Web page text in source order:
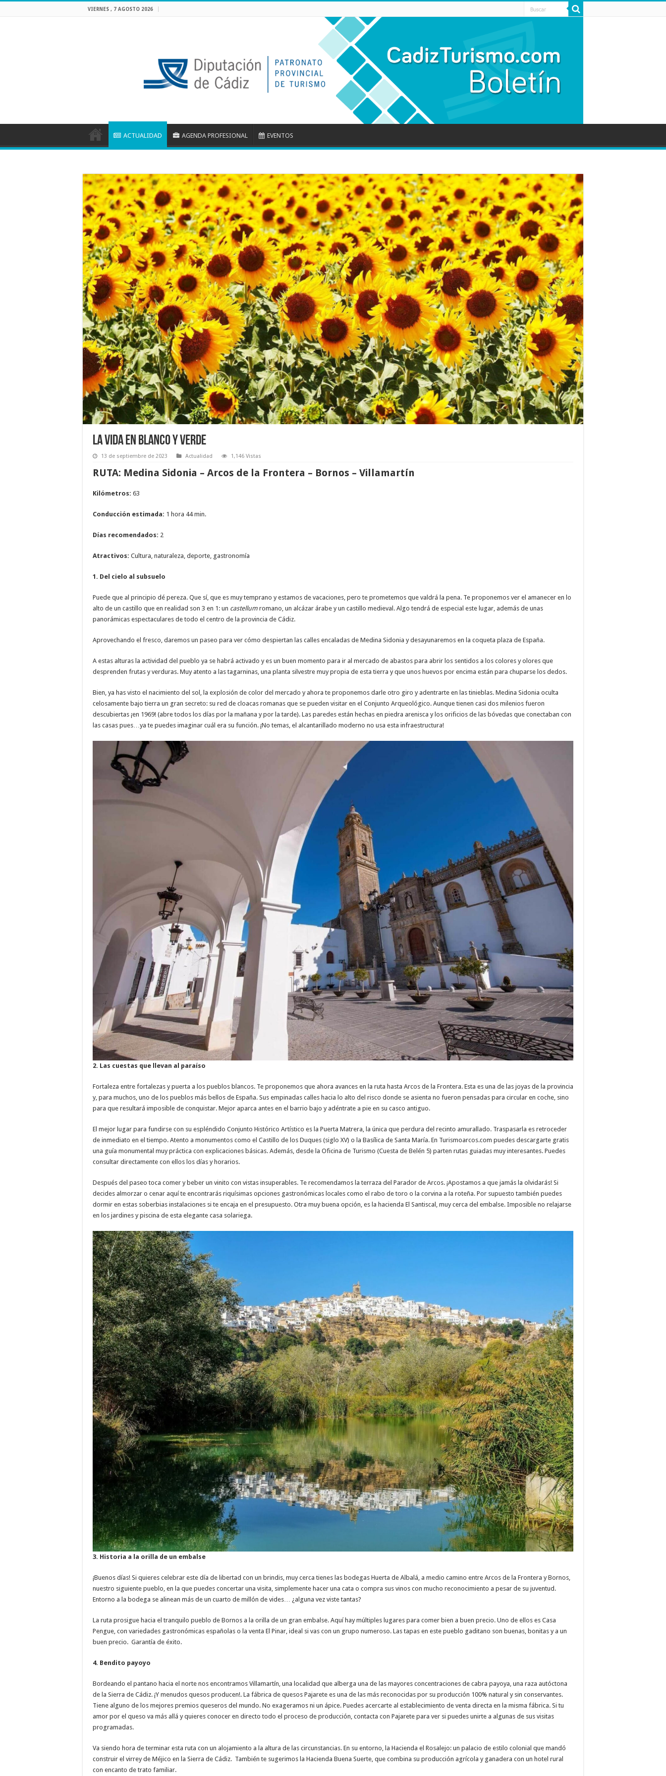
VIERNES , 7 AGOSTO 2026
ACTUALIDAD AGENDA PROFESIONAL EVENTOS
La vida en blanco y verde
13 de septiembre de 2023 Actualidad 1,146 Vistas
RUTA: Medina Sidonia – Arcos de la Frontera – Bornos – Villamartín
Kilómetros: 63
Conducción estimada: 1 hora 44 min.
Días recomendados: 2
Atractivos: Cultura, naturaleza, deporte, gastronomía
1. Del cielo al subsuelo
Puede que al principio dé pereza. Que sí, que es muy temprano y estamos de vacaciones, pero te prometemos que valdrá la pena. Te proponemos ver el amanecer en lo
alto de un castillo que en realidad son 3 en 1: un castellum romano, un alcázar árabe y un castillo medieval. Algo tendrá de especial este lugar, además de unas
panorámicas espectaculares de todo el centro de la provincia de Cádiz.
Aprovechando el fresco, daremos un paseo para ver cómo despiertan las calles encaladas de Medina Sidonia y desayunaremos en la coqueta plaza de España.
A estas alturas la actividad del pueblo ya se habrá activado y es un buen momento para ir al mercado de abastos para abrir los sentidos a los colores y olores que
desprenden frutas y verduras. Muy atento a las tagarninas, una planta silvestre muy propia de esta tierra y que unos huevos por encima están para chuparse los dedos.
Bien, ya has visto el nacimiento del sol, la explosión de color del mercado y ahora te proponemos darle otro giro y adentrarte en las tinieblas. Medina Sidonia oculta
celosamente bajo tierra un gran secreto: su red de cloacas romanas que se pueden visitar en el Conjunto Arqueológico. Aunque tienen casi dos milenios fueron
descubiertas ¡en 1969! (abre todos los días por la mañana y por la tarde). Las paredes están hechas en piedra arenisca y los orificios de las bóvedas que conectaban con
las casas pues…ya te puedes imaginar cuál era su función. ¡No temas, el alcantarillado moderno no usa esta infraestructura!
2. Las cuestas que llevan al paraíso
Fortaleza entre fortalezas y puerta a los pueblos blancos. Te proponemos que ahora avances en la ruta hasta Arcos de la Frontera. Esta es una de las joyas de la provincia
y, para muchos, uno de los pueblos más bellos de España. Sus empinadas calles hacia lo alto del risco donde se asienta no fueron pensadas para circular en coche, sino
para que resultará imposible de conquistar. Mejor aparca antes en el barrio bajo y adéntrate a pie en su casco antiguo.
El mejor lugar para fundirse con su espléndido Conjunto Histórico Artístico es la Puerta Matrera, la única que perdura del recinto amurallado. Traspasarla es retroceder
de inmediato en el tiempo. Atento a monumentos como el Castillo de los Duques (siglo XV) o la Basílica de Santa María. En Turismoarcos.com puedes descargarte gratis
una guía monumental muy práctica con explicaciones básicas. Además, desde la Oficina de Turismo (Cuesta de Belén 5) parten rutas guiadas muy interesantes. Puedes
consultar directamente con ellos los días y horarios.
Después del paseo toca comer y beber un vinito con vistas insuperables. Te recomendamos la terraza del Parador de Arcos. ¡Apostamos a que jamás la olvidarás! Si
decides almorzar o cenar aquí te encontrarás riquísimas opciones gastronómicas locales como el rabo de toro o la corvina a la roteña. Por supuesto también puedes
dormir en estas soberbias instalaciones si te encaja en el presupuesto. Otra muy buena opción, es la hacienda El Santiscal, muy cerca del embalse. Imposible no relajarse
en los jardines y piscina de esta elegante casa solariega.
3. Historia a la orilla de un embalse
¡Buenos días! Si quieres celebrar este día de libertad con un brindis, muy cerca tienes las bodegas Huerta de Albalá, a medio camino entre Arcos de la Frontera y Bornos,
nuestro siguiente pueblo, en la que puedes concertar una visita, simplemente hacer una cata o compra sus vinos con mucho reconocimiento a pesar de su juventud.
Entorno a la bodega se alinean más de un cuarto de millón de vides… ¿alguna vez viste tantas?
La ruta prosigue hacia el tranquilo pueblo de Bornos a la orilla de un gran embalse. Aquí hay múltiples lugares para comer bien a buen precio. Uno de ellos es Casa
Pengue, con variedades gastronómicas españolas o la venta El Pinar, ideal si vas con un grupo numeroso. Las tapas en este pueblo gaditano son buenas, bonitas y a un
buen precio. Garantía de éxito.
4. Bendito payoyo
Bordeando el pantano hacia el norte nos encontramos Villamartín, una localidad que alberga una de las mayores concentraciones de cabra payoya, una raza autóctona
de la Sierra de Cádiz. ¡Y menudos quesos producen!. La fábrica de quesos Pajarete es una de las más reconocidas por su producción 100% natural y sin conservantes.
Tiene alguno de los mejores premios queseros del mundo. No exageramos ni un ápice. Puedes acercarte al establecimiento de venta directa en la misma fábrica. Si tu
amor por el queso va más allá y quieres conocer en directo todo el proceso de producción, contacta con Pajarete para ver si puedes unirte a algunas de sus visitas
programadas.
Va siendo hora de terminar esta ruta con un alojamiento a la altura de las circunstancias. En su entorno, la Hacienda el Rosalejo: un palacio de estilo colonial que mandó
construir el virrey de Méjico en la Sierra de Cádiz. También te sugerimos la Hacienda Buena Suerte, que combina su producción agrícola y ganadera con un hotel rural
con encanto de trato familiar.